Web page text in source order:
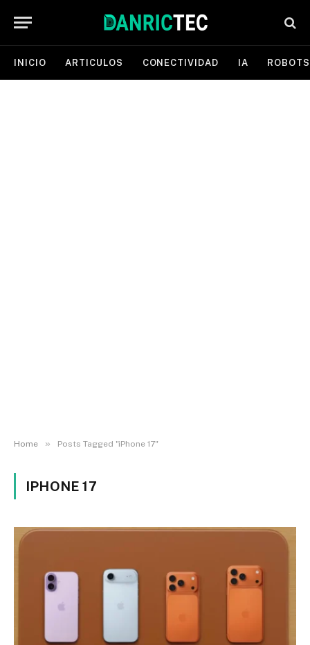
INICIO ARTICULOS CONECTIVIDAD IA ROBOTS
Home » Posts Tagged "iPhone 17"
IPHONE 17